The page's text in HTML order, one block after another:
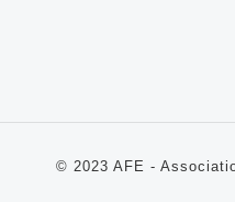
© 2023 AFE -